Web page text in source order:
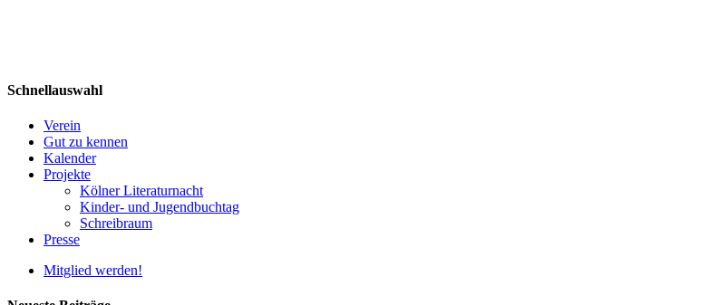
Schnellauswahl
Verein
Gut zu kennen
Kalender
Projekte
Kölner Literaturnacht
Kinder- und Jugendbuchtag
Schreibraum
Presse
Mitglied werden!